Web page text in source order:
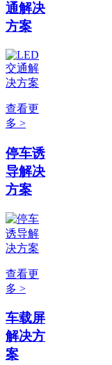
通解决
方案
查看更
多 >
停车诱
导解决
方案
查看更
多 >
车载屏
解决方
案